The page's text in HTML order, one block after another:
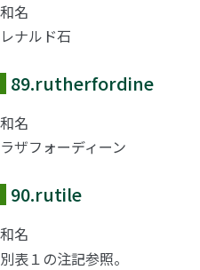
和名
レナルド石
89.rutherfordine
和名
ラザフォーディーン
90.rutile
和名
別表１の注記参照。